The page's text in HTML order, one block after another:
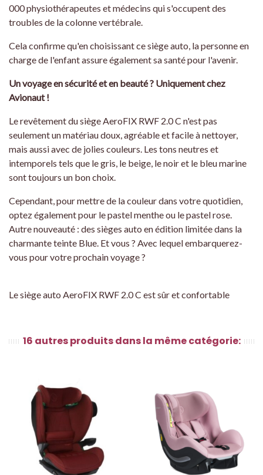
000 physiothérapeutes et médecins qui s'occupent des
troubles de la colonne vertébrale.
Cela confirme qu'en choisissant ce siège auto, la personne en
charge de l'enfant assure également sa santé pour l'avenir.
Un voyage en sécurité et en beauté ? Uniquement chez
Avionaut !
Le revêtement du siège AeroFIX RWF 2.0 C n'est pas
seulement un matériau doux, agréable et facile à nettoyer,
mais aussi avec de jolies couleurs. Les tons neutres et
intemporels tels que le gris, le beige, le noir et le bleu marine
sont toujours un bon choix.
Cependant, pour mettre de la couleur dans votre quotidien,
optez également pour le pastel menthe ou le pastel rose.
Autre nouveauté : des sièges auto en édition limitée dans la
charmante teinte Blue. Et vous ? Avec lequel embarquerez-
vous pour votre prochain voyage ?
Le siège auto AeroFIX RWF 2.0 C est sûr et confortable
16 autres produits dans la même catégorie: